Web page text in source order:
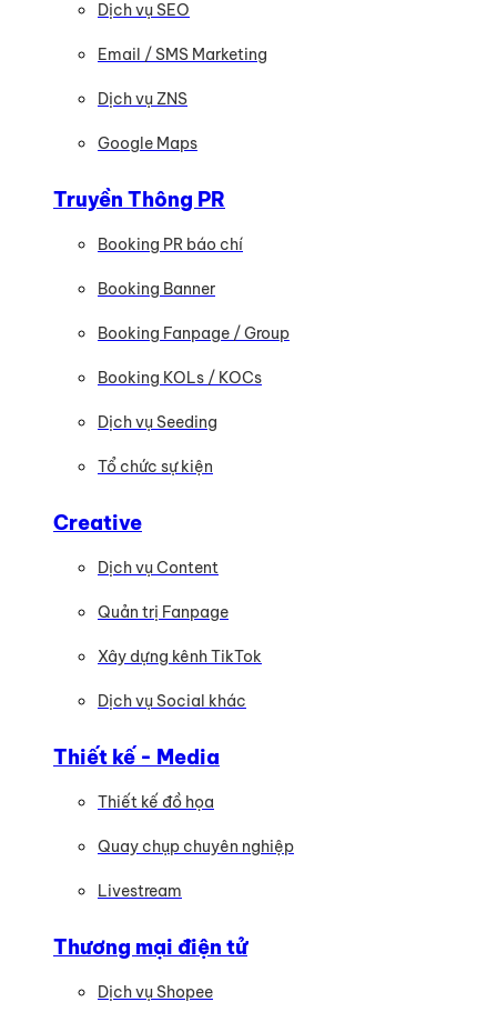
Dịch vụ SEO
Email / SMS Marketing
Dịch vụ ZNS
Google Maps
Truyền Thông PR
Booking PR báo chí
Booking Banner
Booking Fanpage / Group
Booking KOLs / KOCs
Dịch vụ Seeding
Tổ chức sự kiện
Creative
Dịch vụ Content
Quản trị Fanpage
Xây dựng kênh TikTok
Dịch vụ Social khác
Thiết kế - Media
Thiết kế đồ họa
Quay chụp chuyên nghiệp
Livestream
Thương mại điện tử
Dịch vụ Shopee